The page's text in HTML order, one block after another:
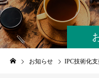
お知らせ IPC技術化